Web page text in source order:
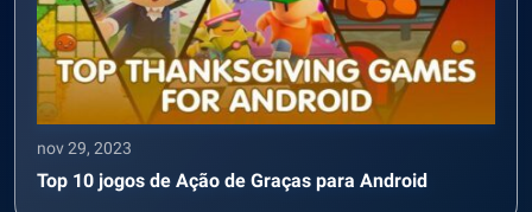
nov 29, 2023
Top 10 jogos de Ação de Graças para Android